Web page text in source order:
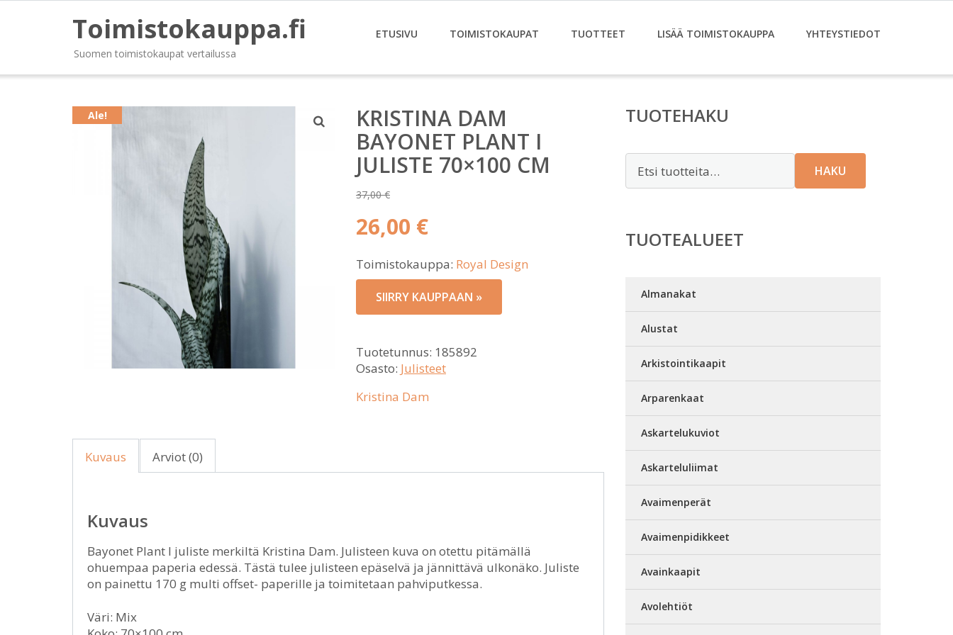
Toimistokauppa.fi
Suomen toimistokaupat vertailussa
ETUSIVU TOIMISTOKAUPAT TUOTTEET LISÄÄ TOIMISTOKAUPPA YHTEYSTIEDOT
Ale!
KRISTINA DAM
BAYONET PLANT I
JULISTE 70×100 CM
37,00€
Alkuperäinen
hinta
37,00 €.
26,00 €
hinta
on:
26,00 €.
Toimistokauppa: Royal Design
SIIRRY KAUPPAAN »
Tuotetunnus: 185892
Osasto: Julisteet
Kristina Dam
Kuvaus Arviot (0)
Kuvaus
Bayonet Plant I juliste merkiltä Kristina Dam. Julisteen kuva on otettu pitämällä
ohuempaa paperia edessä. Tästä tulee julisteen epäselvä ja jännittävä ulkonäko. Juliste
on painettu 170 g multi offset- paperille ja toimitetaan pahviputkessa.
Väri: Mix
TUOTEHAKU
HAKU
TUOTEALUEET
Almanakat
Alustat
Arkistointikaapit
Arparenkaat
Askartelukuviot
Askarteluliimat
Avaimenperät
Avaimenpidikkeet
Avainkaapit
Avolehtiöt